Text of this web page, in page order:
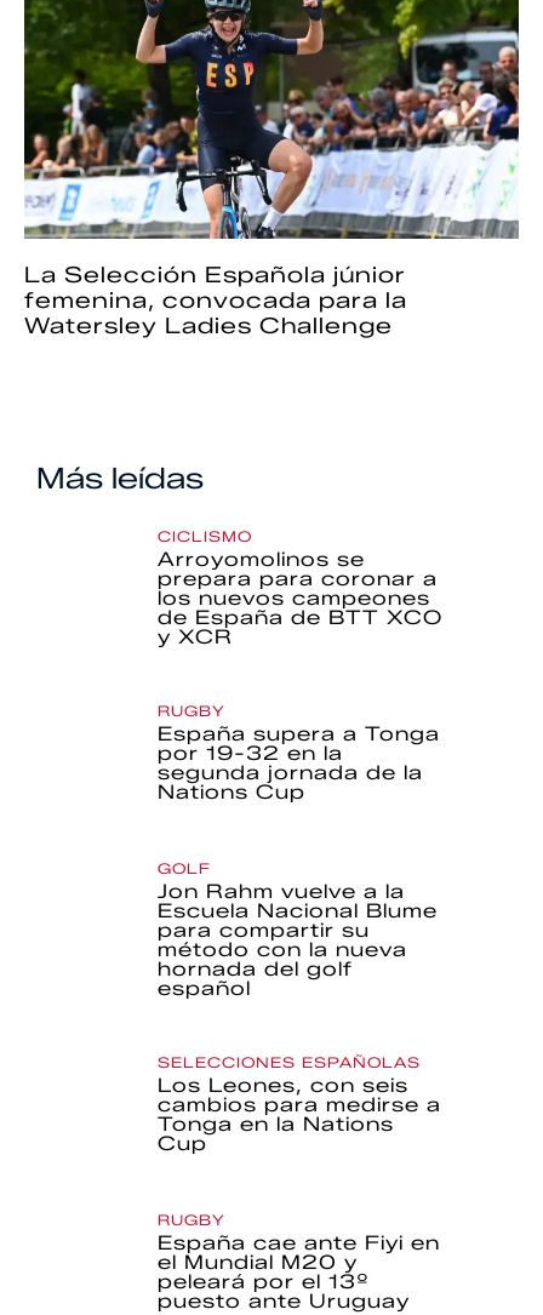
La Selección Española júnior
femenina, convocada para la
Watersley Ladies Challenge
Más leídas
CICLISMO
Arroyomolinos se
prepara para coronar a
los nuevos campeones
de España de BTT XCO
y XCR
RUGBY
España supera a Tonga
por 19-32 en la
segunda jornada de la
Nations Cup
GOLF
Jon Rahm vuelve a la
Escuela Nacional Blume
para compartir su
método con la nueva
hornada del golf
español
SELECCIONES ESPAÑOLAS
Los Leones, con seis
cambios para medirse a
Tonga en la Nations
Cup
RUGBY
España cae ante Fiyi en
el Mundial M20 y
peleará por el 13º
puesto ante Uruguay